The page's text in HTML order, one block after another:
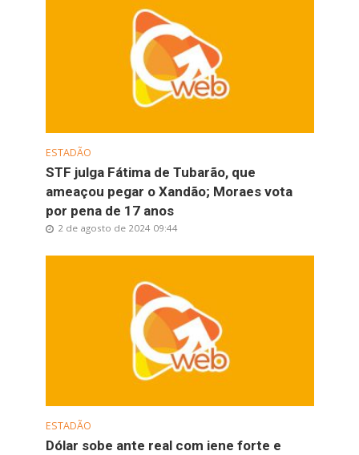
ESTADÃO
STF julga Fátima de Tubarão, que
ameaçou pegar o Xandão; Moraes vota
por pena de 17 anos
2 de agosto de 2024 09:44
ESTADÃO
Dólar sobe ante real com iene forte e